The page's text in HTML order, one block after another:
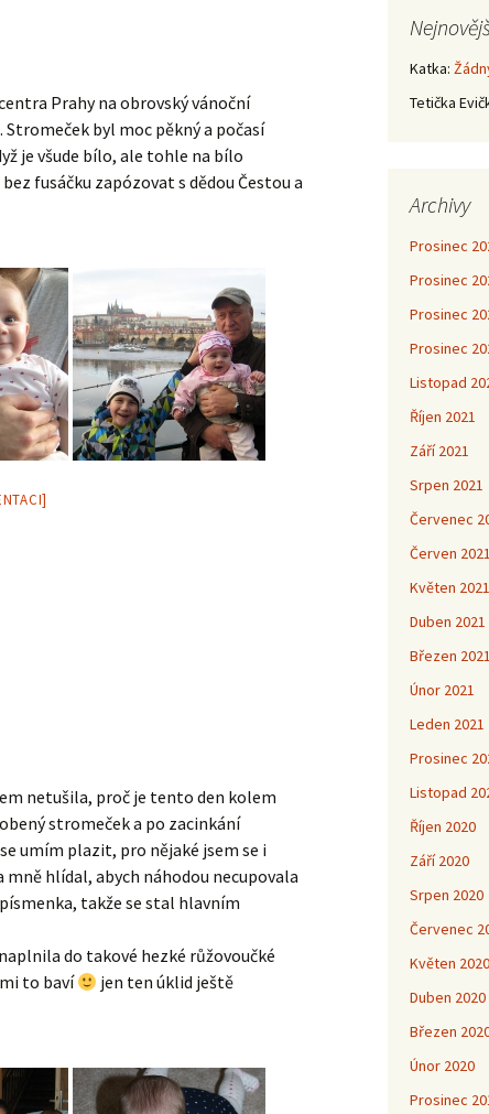
Prahy na obrovský vánoční
byl moc pěkný a počasí
je všude bílo, ale tohle na bílo
fusáčku zapózovat s dědou Čestou a
netušila, proč je tento den kolem
stromeček a po zacinkání
umím plazit, pro nějaké jsem se i
hlídal, abych náhodou necupovala
takže se stal hlavním
do takové hezké růžovoučké
to baví
jen ten úklid ještě
Katka:
Tetička
Archivy
Prosinec
Prosinec
Prosinec
Prosinec
Listopad
Říjen 2021
Září 2021
Srpen 2021
Červenec
Červen 2021
Květen 2021
Duben 2021
Březen 2021
Únor 2021
Leden 2021
Prosinec
Listopad
Říjen 2020
Září 2020
Srpen 2020
Červenec
Květen 2020
Duben 2020
Březen
Únor 2020
Prosinec